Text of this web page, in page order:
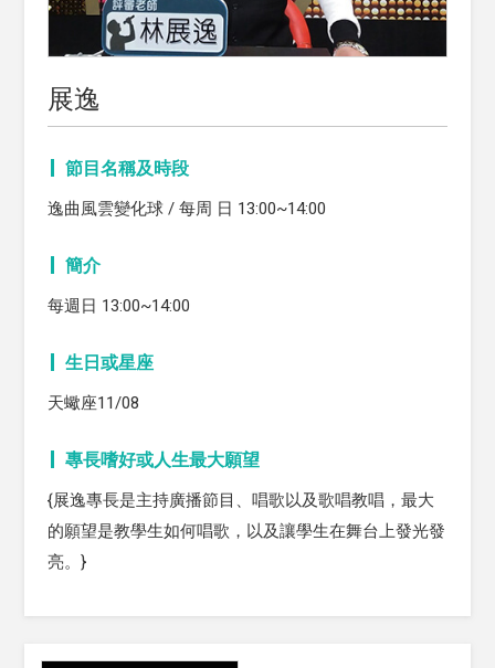
展逸
節目名稱及時段
逸曲風雲變化球 / 每周 日 13:00~14:00
簡介
每週日 13:00~14:00
生日或星座
天蠍座11/08
專長嗜好或人生最大願望
{展逸專長是主持廣播節目、唱歌以及歌唱教唱，最大
的願望是教學生如何唱歌，以及讓學生在舞台上發光發
亮。}